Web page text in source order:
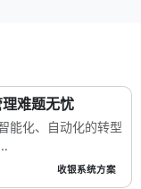
难题无忧
能化、自动化的转型
收银系统方案